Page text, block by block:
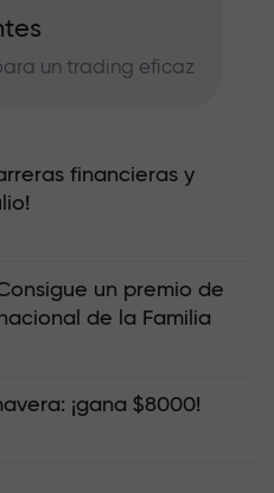
un trading eficaz
financieras y
un premio de
de la Familia
¡gana $8000!